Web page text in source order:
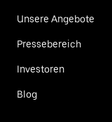
Unsere Angebote
Pressebereich
Investoren
Blog